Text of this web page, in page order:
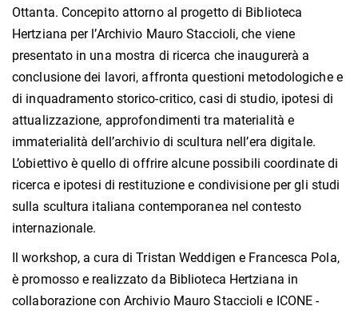
Ottanta. Concepito attorno al progetto di Biblioteca
Hertziana per l’Archivio Mauro Staccioli, che viene
presentato in una mostra di ricerca che inaugurerà a
conclusione dei lavori, affronta questioni metodologiche e
di inquadramento storico-critico, casi di studio, ipotesi di
attualizzazione, approfondimenti tra materialità e
immaterialità dell’archivio di scultura nell’era digitale.
L’obiettivo è quello di offrire alcune possibili coordinate di
ricerca e ipotesi di restituzione e condivisione per gli studi
sulla scultura italiana contemporanea nel contesto
internazionale.
Il workshop, a cura di Tristan Weddigen e Francesca Pola,
è promosso e realizzato da Biblioteca Hertziana in
collaborazione con Archivio Mauro Staccioli e ICONE -